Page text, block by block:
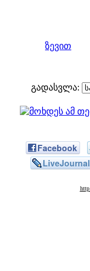
ზევით
გადასვლა:
Facebook
LiveJournal